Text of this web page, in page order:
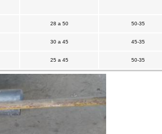
28 a 50 50-35
30 a 45 45-35
25 a 45 50-35